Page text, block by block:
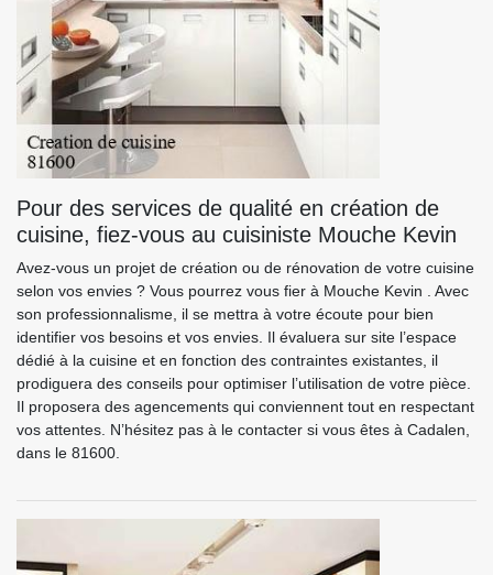
Pour des services de qualité en création de
cuisine, fiez-vous au cuisiniste Mouche Kevin
Avez-vous un projet de création ou de rénovation de votre cuisine
selon vos envies ? Vous pourrez vous fier à Mouche Kevin . Avec
son professionnalisme, il se mettra à votre écoute pour bien
identifier vos besoins et vos envies. Il évaluera sur site l’espace
dédié à la cuisine et en fonction des contraintes existantes, il
prodiguera des conseils pour optimiser l’utilisation de votre pièce.
Il proposera des agencements qui conviennent tout en respectant
vos attentes. N’hésitez pas à le contacter si vous êtes à Cadalen,
dans le 81600.